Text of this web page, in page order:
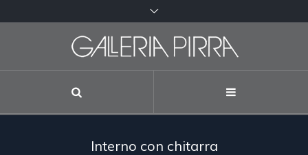
Interno con chitarra